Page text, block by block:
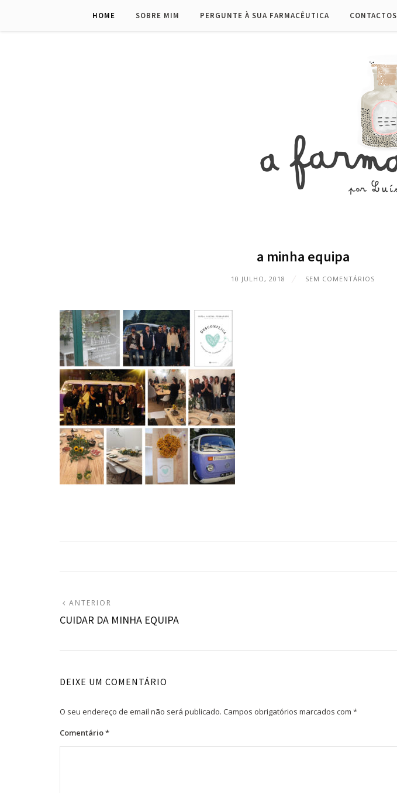
HOME SOBRE MIM PERGUNTE À SUA FARMACÊUTICA CONTACTOS
a minha equipa
10 JULHO, 2018 SEM COMENTÁRIOS
Navegação
de
artigos
ANTERIOR
ANTERIOR:
CUIDAR DA MINHA EQUIPA
DEIXE UM COMENTÁRIO
O seu endereço de email não será publicado. Campos obrigatórios marcados com *
Comentário*